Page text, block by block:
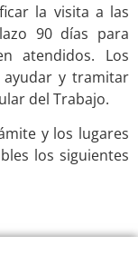
la visita a las
90 días para
atendidos. Los
ayudar y tramitar
del Trabajo.
y los lugares
los siguientes